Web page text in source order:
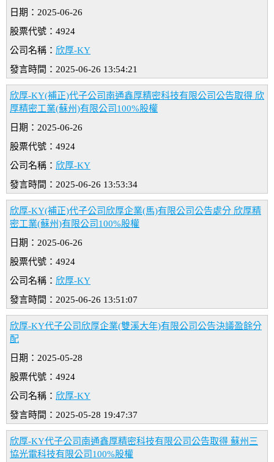
日期：2025-06-26
股票代號：4924
公司名稱： 欣厚-KY
發言時間：2025-06-26 13:54:21
欣厚-KY(補正)代子公司南通鑫厚精密科技有限公司公告取得 欣
厚精密工業(蘇州)有限公司100%股權
日期：2025-06-26
股票代號：4924
公司名稱： 欣厚-KY
發言時間：2025-06-26 13:53:34
欣厚-KY(補正)代子公司欣厚企業(馬)有限公司公告處分 欣厚精
密工業(蘇州)有限公司100%股權
日期：2025-06-26
股票代號：4924
公司名稱： 欣厚-KY
發言時間：2025-06-26 13:51:07
欣厚-KY代子公司欣厚企業(雙溪大年)有限公司公告決議盈餘分
配
日期：2025-05-28
股票代號：4924
公司名稱： 欣厚-KY
發言時間：2025-05-28 19:47:37
欣厚-KY代子公司南通鑫厚精密科技有限公司公告取得 蘇州三
協光電科技有限公司100%股權